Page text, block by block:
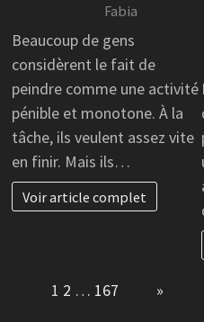
Fabia
Beaucoup de gens
considèrent le fait de
peindre comme une activité
pénible et monotone. À la
tâche, ils veulent assez vite
en finir. Mais ils…
Voir article complet
1 2 … 167 »